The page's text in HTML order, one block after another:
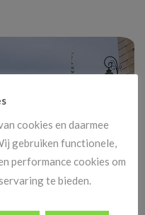
cookies en daarmee
gebruiken functionele,
performance cookies om
te bieden.